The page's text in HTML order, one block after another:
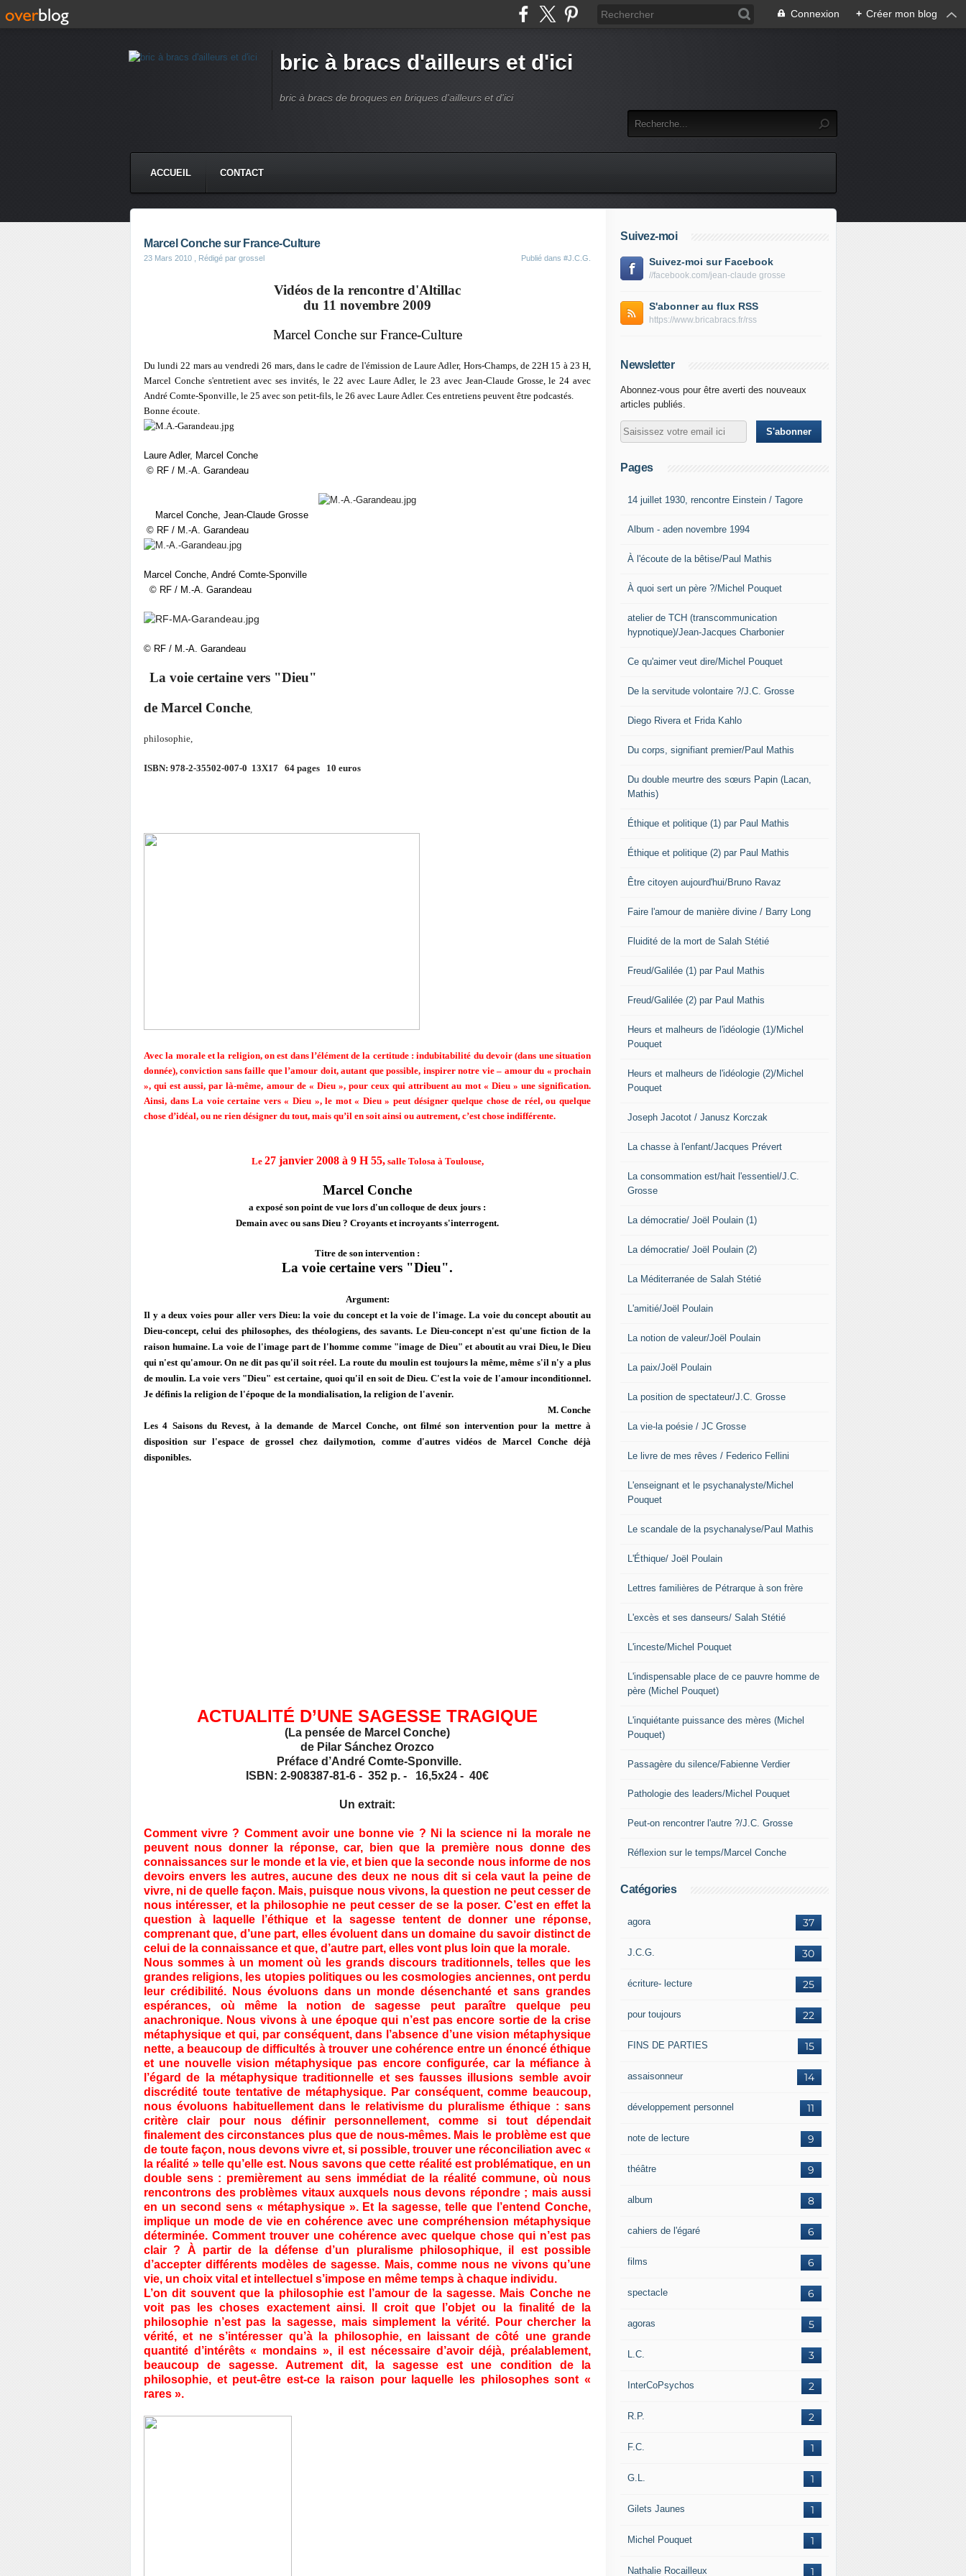
Connexion + Créer mon blog
bric à bracs d'ailleurs et d'ici
bric à bracs de broques en briques d'ailleurs et d'ici
ACCUEIL CONTACT
Marcel Conche sur France-Culture
23 Mars 2010 , Rédigé par grossel Publié dans #J.C.G.
Vidéos de la rencontre d'Altillac
du 11 novembre 2009
Marcel Conche sur France-Culture
Du lundi 22 mars au vendredi 26 mars, dans le cadre de l'émission de Laure Adler, Hors-Champs, de 22H 15 à 23 H,
Marcel Conche s'entretient avec ses invités, le 22 avec Laure Adler, le 23 avec Jean-Claude Grosse, le 24 avec
André Comte-Sponville, le 25 avec son petit-fils, le 26 avec Laure Adler. Ces entretiens peuvent être podcastés.
Bonne écoute.
Laure Adler, Marcel Conche
© RF / M.-A. Garandeau
Marcel Conche, Jean-Claude Grosse
© RF / M.-A. Garandeau
Marcel Conche, André Comte-Sponville
© RF / M.-A. Garandeau
© RF / M.-A. Garandeau
La voie certaine vers "Dieu"
de Marcel Conche,
philosophie,
ISBN: 978-2-35502-007-0 13X17 64 pages 10 euros
Avec la morale et la religion, on est dans l’élément de la certitude : indubitabilité du devoir (dans une situation
donnée), conviction sans faille que l’amour doit, autant que possible, inspirer notre vie – amour du « prochain
», qui est aussi, par là-même, amour de « Dieu », pour ceux qui attribuent au mot « Dieu » une signification.
Ainsi, dans La voie certaine vers « Dieu », le mot « Dieu » peut désigner quelque chose de réel, ou quelque
chose d’idéal, ou ne rien désigner du tout, mais qu’il en soit ainsi ou autrement, c’est chose indifférente.
Le 27 janvier 2008 à 9 H 55,salle Tolosa à Toulouse,
Marcel Conche
a exposé son point de vue lors d'un colloque de deux jours :
Demain avec ou sans Dieu ? Croyants et incroyants s'interrogent.
Titre de son intervention :
La voie certaine vers "Dieu".
Argument:
Il y a deux voies pour aller vers Dieu: la voie du concept et la voie de l'image. La voie du concept aboutit au
Dieu-concept, celui des philosophes, des théologiens, des savants. Le Dieu-concept n'est qu'une fiction de la
raison humaine. La voie de l'image part de l'homme comme "image de Dieu" et aboutit au vrai Dieu, le Dieu
qui n'est qu'amour. On ne dit pas qu'il soit réel. La route du moulin est toujours la même, même s'il n'y a plus
de moulin. La voie vers "Dieu" est certaine, quoi qu'il en soit de Dieu. C'est la voie de l'amour inconditionnel.
Je définis la religion de l'époque de la mondialisation, la religion de l'avenir.
M. Conche
Les 4 Saisons du Revest, à la demande de Marcel Conche, ont filmé son intervention pour la mettre à
disposition sur l'espace de grossel chez dailymotion, comme d'autres vidéos de Marcel Conche déjà
disponibles.
ACTUALITÉ D’UNE SAGESSE TRAGIQUE
(La pensée de Marcel Conche)
de Pilar Sánchez Orozco
Préface d’André Comte-Sponville.
ISBN: 2-908387-81-6 - 352 p. - 16,5x24 - 40€
Un extrait:
Comment vivre ? Comment avoir une bonne vie ? Ni la science ni la morale ne
peuvent nous donner la réponse, car, bien que la première nous donne des
connaissances sur le monde et la vie, et bien que la seconde nous informe de nos
devoirs envers les autres, aucune des deux ne nous dit si cela vaut la peine de
vivre, ni de quelle façon. Mais, puisque nous vivons, la question ne peut cesser de
nous intéresser, et la philosophie ne peut cesser de se la poser. C’est en effet la
question à laquelle l’éthique et la sagesse tentent de donner une réponse,
comprenant que, d’une part, elles évoluent dans un domaine du savoir distinct de
celui de la connaissance et que, d’autre part, elles vont plus loin que la morale.
Nous sommes à un moment où les grands discours traditionnels, telles que les
grandes religions, les utopies politiques ou les cosmologies anciennes, ont perdu
leur crédibilité. Nous évoluons dans un monde désenchanté et sans grandes
espérances, où même la notion de sagesse peut paraître quelque peu
anachronique. Nous vivons à une époque qui n’est pas encore sortie de la crise
métaphysique et qui, par conséquent, dans l’absence d’une vision métaphysique
nette, a beaucoup de difficultés à trouver une cohérence entre un énoncé éthique
et une nouvelle vision métaphysique pas encore configurée, car la méfiance à
l’égard de la métaphysique traditionnelle et ses fausses illusions semble avoir
discrédité toute tentative de métaphysique. Par conséquent, comme beaucoup,
nous évoluons habituellement dans le relativisme du pluralisme éthique : sans
critère clair pour nous définir personnellement, comme si tout dépendait
finalement des circonstances plus que de nous-mêmes. Mais le problème est que
de toute façon, nous devons vivre et, si possible, trouver une réconciliation avec «
la réalité » telle qu’elle est. Nous savons que cette réalité est problématique, en un
double sens : premièrement au sens immédiat de la réalité commune, où nous
rencontrons des problèmes vitaux auxquels nous devons répondre ; mais aussi
en un second sens « métaphysique ». Et la sagesse, telle que l’entend Conche,
implique un mode de vie en cohérence avec une compréhension métaphysique
déterminée. Comment trouver une cohérence avec quelque chose qui n’est pas
clair ? À partir de la défense d’un pluralisme philosophique, il est possible
d’accepter différents modèles de sagesse. Mais, comme nous ne vivons qu’une
vie, un choix vital et intellectuel s’impose en même temps à chaque individu.
L’on dit souvent que la philosophie est l’amour de la sagesse. Mais Conche ne
voit pas les choses exactement ainsi. Il croit que l’objet ou la finalité de la
philosophie n’est pas la sagesse, mais simplement la vérité. Pour chercher la
vérité, et ne s’intéresser qu’à la philosophie, en laissant de côté une grande
quantité d’intérêts « mondains », il est nécessaire d’avoir déjà, préalablement,
beaucoup de sagesse. Autrement dit, la sagesse est une condition de la
philosophie, et peut-être est-ce la raison pour laquelle les philosophes sont «
rares ».
Suivez-moi
Suivez-moi sur Facebook
//facebook.com/jean-claude grosse
S'abonner au flux RSS
https://www.bricabracs.fr/rss
Newsletter
Abonnez-vous pour être averti des nouveaux
articles publiés.
Pages
14 juillet 1930, rencontre Einstein / Tagore
Album - aden novembre 1994
À l'écoute de la bêtise/Paul Mathis
À quoi sert un père ?/Michel Pouquet
atelier de TCH (transcommunication
hypnotique)/Jean-Jacques Charbonier
Ce qu'aimer veut dire/Michel Pouquet
De la servitude volontaire ?/J.C. Grosse
Diego Rivera et Frida Kahlo
Du corps, signifiant premier/Paul Mathis
Du double meurtre des sœurs Papin (Lacan,
Mathis)
Éthique et politique (1) par Paul Mathis
Éthique et politique (2) par Paul Mathis
Être citoyen aujourd'hui/Bruno Ravaz
Faire l'amour de manière divine / Barry Long
Fluidité de la mort de Salah Stétié
Freud/Galilée (1) par Paul Mathis
Freud/Galilée (2) par Paul Mathis
Heurs et malheurs de l'idéologie (1)/Michel
Pouquet
Heurs et malheurs de l'idéologie (2)/Michel
Pouquet
Joseph Jacotot / Janusz Korczak
La chasse à l'enfant/Jacques Prévert
La consommation est/hait l'essentiel/J.C.
Grosse
La démocratie/ Joël Poulain (1)
La démocratie/ Joël Poulain (2)
La Méditerranée de Salah Stétié
L'amitié/Joël Poulain
La notion de valeur/Joël Poulain
La paix/Joël Poulain
La position de spectateur/J.C. Grosse
La vie-la poésie / JC Grosse
Le livre de mes rêves / Federico Fellini
L'enseignant et le psychanalyste/Michel
Pouquet
Le scandale de la psychanalyse/Paul Mathis
L'Éthique/ Joël Poulain
Lettres familières de Pétrarque à son frère
L'excès et ses danseurs/ Salah Stétié
L'inceste/Michel Pouquet
L'indispensable place de ce pauvre homme de
père (Michel Pouquet)
L'inquiétante puissance des mères (Michel
Pouquet)
Passagère du silence/Fabienne Verdier
Pathologie des leaders/Michel Pouquet
Peut-on rencontrer l'autre ?/J.C. Grosse
Réflexion sur le temps/Marcel Conche
Catégories
37
agora
30
J.C.G.
25
écriture- lecture
22
pour toujours
15
FINS DE PARTIES
14
assaisonneur
11
développement personnel
9
note de lecture
9
théâtre
8
album
6
cahiers de l'égaré
6
films
6
spectacle
5
agoras
3
L.C.
2
InterCoPsychos
2
R.P.
1
F.C.
1
G.L.
1
Gilets Jaunes
1
Michel Pouquet
1
Nathalie Rocailleux